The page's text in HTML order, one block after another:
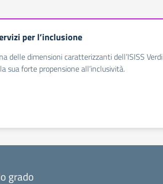
per l’inclusione
delle dimensioni caratterizzanti dell’ISISS Verdi
sua forte propensione all’inclusività.
grado